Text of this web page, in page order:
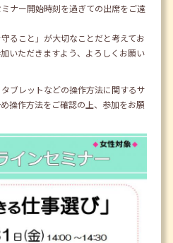
ナー開始時刻を過ぎての出席をご遠
ること」が大切なことだと考えてお
いただきますよう、よろしくお願い
ブレットなどの操作方法に関するサ
操作方法をご確認の上、参加をお願